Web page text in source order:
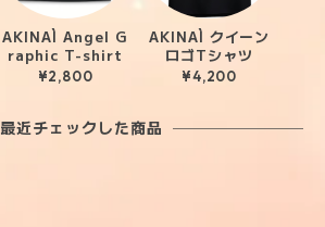
AKINAÌ Angel G
raphic T-shirt
¥2,800
AKINAÌ クイーン
ロゴTシャツ
¥4,200
最近チェックした商品